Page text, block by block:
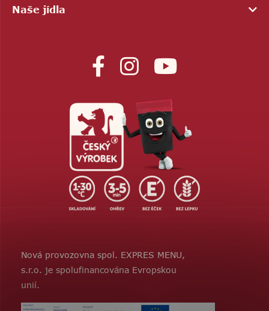
Naše jídla
Nová provozovna spol. EXPRES MENU,
s.r.o. je spolufinancována Evropskou
unií.